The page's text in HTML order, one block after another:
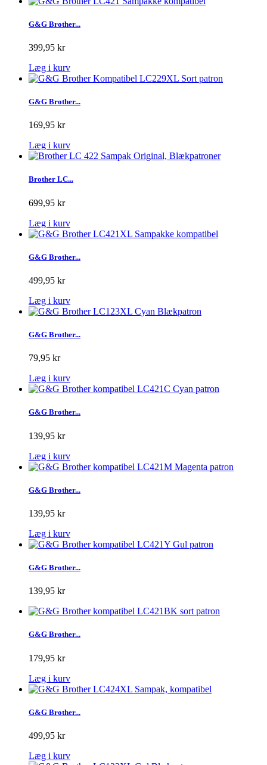
G&G Brother...
399,95 kr
Læg i kurv
G&G Brother...
169,95 kr
Læg i kurv
Brother LC...
699,95 kr
Læg i kurv
G&G Brother...
499,95 kr
Læg i kurv
G&G Brother...
79,95 kr
Læg i kurv
G&G Brother...
139,95 kr
Læg i kurv
G&G Brother...
139,95 kr
Læg i kurv
G&G Brother...
139,95 kr
G&G Brother...
179,95 kr
Læg i kurv
G&G Brother...
499,95 kr
Læg i kurv